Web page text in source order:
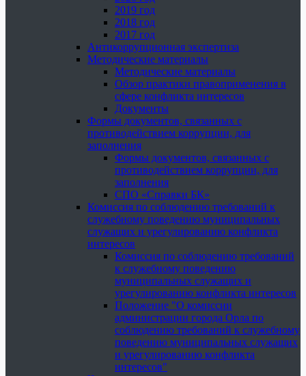
2019 год
2018 год
2017 год
Антикоррупционная экспертиза
Методические материалы
Методические материалы
Обзор практики правоприменения в
сфере конфликта интересов
Документы
Формы документов, связанных с
противодействием коррупции, для
заполнения
Формы документов, связанных с
противодействием коррупции, для
заполнения
СПО «Справки БК»
Комиссия по соблюдению требований к
служебному поведению муниципальных
служащих и урегулированию конфликта
интересов
Комиссия по соблюдению требований
к служебному поведению
муниципальных служащих и
урегулированию конфликта интересов
Положение "О комиссии
администрации города Орла по
соблюдению требований к служебному
поведению муниципальных служащих
и урегулированию конфликта
интересов"